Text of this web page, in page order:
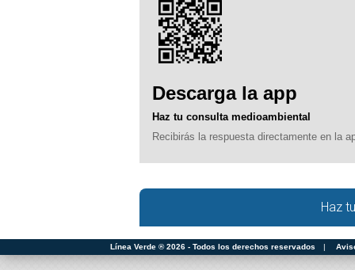
Descarga la app
Haz tu consulta medioambiental
Recibirás la respuesta directamente en la
Haz
Línea Verde ® 2026 - Todos los derechos reservados |